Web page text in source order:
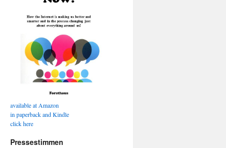
available at Amazon
in paperback and Kindle
click here
Pressestimmen